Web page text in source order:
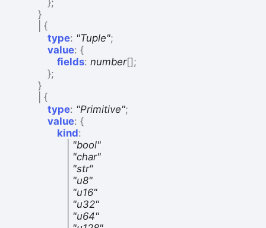
};
}
{
type: "Tuple";
value: {
fields: number[];
};
}
{
type: "Primitive";
value: {
kind:
"bool"
"char"
"str"
"u8"
"u16"
"u32"
"u64"